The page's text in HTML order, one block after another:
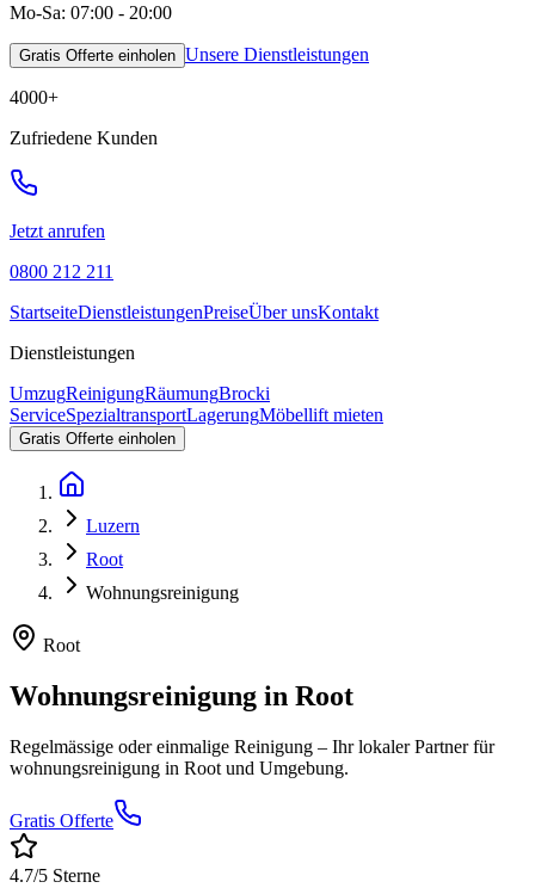
Mo-Sa: 07:00 - 20:00
Gratis Offerte einholen Unsere Dienstleistungen
4000+
Zufriedene Kunden
Jetzt anrufen
0800 212 211
StartseiteDienstleistungenPreiseÜber unsKontakt
Dienstleistungen
UmzugReinigungRäumungBrocki
ServiceSpezialtransportLagerungMöbellift mieten
Gratis Offerte einholen
Luzern
Root
Wohnungsreinigung
Root
Wohnungsreinigung in Root
Regelmässige oder einmalige Reinigung – Ihr lokaler Partner für
wohnungsreinigung in Root und Umgebung.
Gratis Offerte
4.7/5 Sterne